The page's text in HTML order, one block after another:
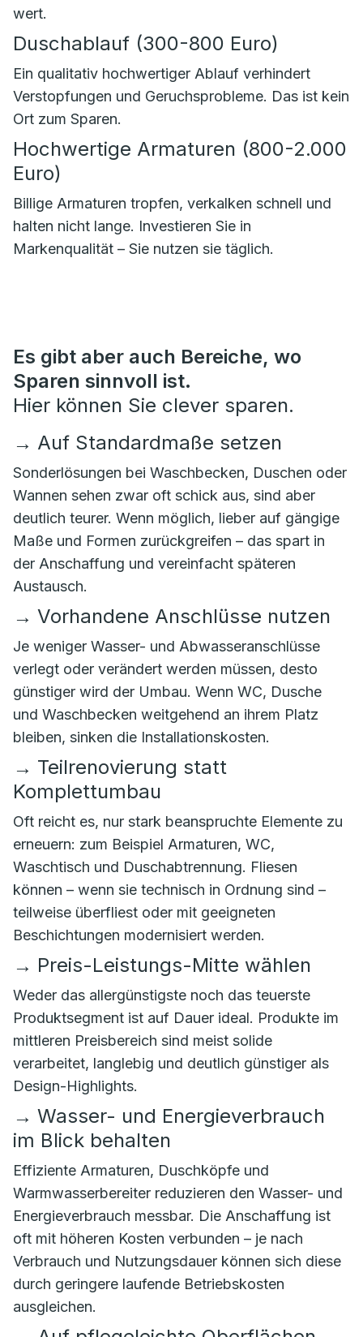
wert.
Duschablauf (300-800 Euro)
Ein qualitativ hochwertiger Ablauf verhindert
Verstopfungen und Geruchsprobleme. Das ist kein
Ort zum Sparen.
Hochwertige Armaturen (800-2.000
Euro)
Billige Armaturen tropfen, verkalken schnell und
halten nicht lange. Investieren Sie in
Markenqualität – Sie nutzen sie täglich.
Es gibt aber auch Bereiche, wo
Sparen sinnvoll ist.
Hier können Sie clever sparen.
→ Auf Standardmaße setzen
Sonderlösungen bei Waschbecken, Duschen oder
Wannen sehen zwar oft schick aus, sind aber
deutlich teurer. Wenn möglich, lieber auf gängige
Maße und Formen zurückgreifen – das spart in
der Anschaffung und vereinfacht späteren
Austausch.
→ Vorhandene Anschlüsse nutzen
Je weniger Wasser- und Abwasseranschlüsse
verlegt oder verändert werden müssen, desto
günstiger wird der Umbau. Wenn WC, Dusche
und Waschbecken weitgehend an ihrem Platz
bleiben, sinken die Installationskosten.
→ Teilrenovierung statt
Komplettumbau
Oft reicht es, nur stark beanspruchte Elemente zu
erneuern: zum Beispiel Armaturen, WC,
Waschtisch und Duschabtrennung. Fliesen
können – wenn sie technisch in Ordnung sind –
teilweise überfliest oder mit geeigneten
Beschichtungen modernisiert werden.
→ Preis-Leistungs-Mitte wählen
Weder das allergünstigste noch das teuerste
Produktsegment ist auf Dauer ideal. Produkte im
mittleren Preisbereich sind meist solide
verarbeitet, langlebig und deutlich günstiger als
Design-Highlights.
→ Wasser- und Energieverbrauch
im Blick behalten
Effiziente Armaturen, Duschköpfe und
Warmwasserbereiter reduzieren den Wasser- und
Energieverbrauch messbar. Die Anschaffung ist
oft mit höheren Kosten verbunden – je nach
Verbrauch und Nutzungsdauer können sich diese
durch geringere laufende Betriebskosten
ausgleichen.